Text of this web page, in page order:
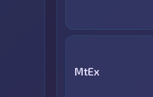
MtEx